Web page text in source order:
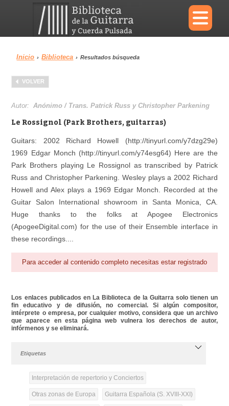
×
Menu
Biblioteca Diccionario
Área personal Reproductor
Inicio › Biblioteca › Resultados búsqueda
VOLVER
Autor:Anónimo / Trans. Patrick Russ y Christopher Parkening
Le Rossignol (Park Brothers, guitarras)
Guitars: 2002 Richard Howell (http://tinyurl.com/y7dzg29e)
1969 Edgar Monch (http://tinyurl.com/y74esg64) Here are the
Park Brothers playing Le Rossignol as transcribed by Patrick
Russ and Christopher Parkening. Wesley plays a 2002 Richard
Howell and Alex plays a 1969 Edgar Monch. Recorded at the
Guitar Salon International showroom in Santa Monica, CA.
Huge thanks to the folks at Apogee Electronics
(ApogeeDigital.com) for the use of their Ensemble interface in
these recordings....
Para acceder al contenido completo necesitas estar registrado
Los enlaces publicados en La Biblioteca de la Guitarra solo tienen un
fin educativo y de difusión, no comercial. Si algún compositor,
intérprete o empresa, por cualquier motivo, considera que un archivo
que aparece en esta página web vulnera los derechos de autor,
infórmenos y se eliminará.
Etiquetas
Interpretación de repertorio y Conciertos
Otras zonas de Europa Guitarra Española (S. XVIII-XXI)